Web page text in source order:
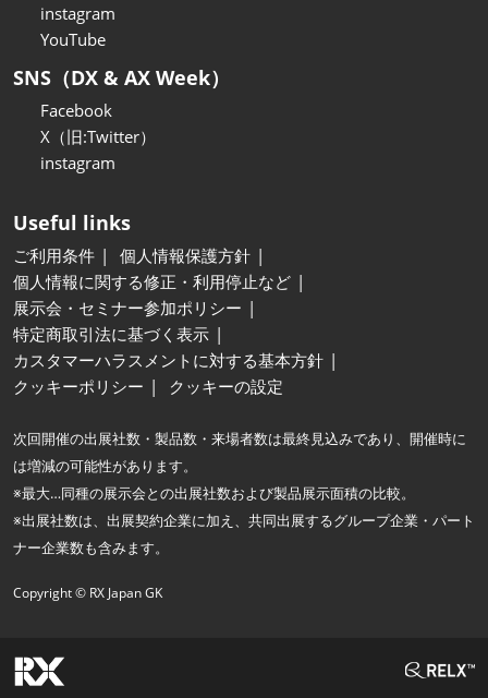
instagram
YouTube
SNS（DX & AX Week）
Facebook
X（旧:Twitter）
instagram
Useful links
ご利用条件
個人情報保護方針
個人情報に関する修正・利用停止など
展示会・セミナー参加ポリシー
特定商取引法に基づく表示
カスタマーハラスメントに対する基本方針
クッキーポリシー
クッキーの設定
次回開催の出展社数・製品数・来場者数は最終見込みであり、開催時に
は増減の可能性があります。
※最大…同種の展示会との出展社数および製品展示面積の比較。
※出展社数は、出展契約企業に加え、共同出展するグループ企業・パート
ナー企業数も含みます。
Copyright © RX Japan GK